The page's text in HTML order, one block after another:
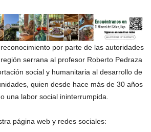
por parte de las autoridades
serrana al profesor Roberto Pedraza
social y humanitaria al desarrollo de
quien desde hace más de 30 años
una labor social ininterrumpida.
página web y redes sociales: